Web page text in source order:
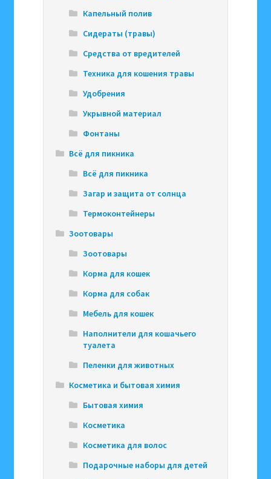
Капельный полив
Сидераты (травы)
Средства от вредителей
Техника для кошения травы
Удобрения
Укрывной материал
Фонтаны
Всё для пикника
Всё для пикника
Загар и защита от солнца
Термоконтейнеры
Зоотовары
Зоотовары
Корма для кошек
Корма для собак
Мебель для кошек
Наполнители для кошачьего
туалета
Пеленки для животных
Косметика и бытовая химия
Бытовая химия
Косметика
Косметика для волос
Подарочные наборы для детей